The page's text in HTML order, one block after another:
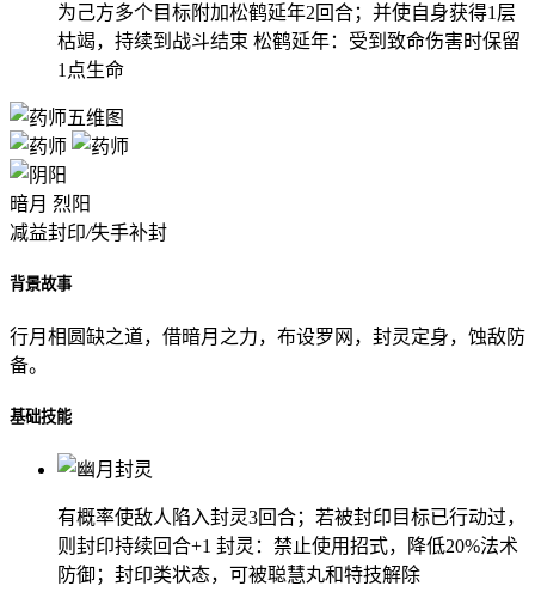
为己方多个目标附加松鹤延年2回合；并使自身获得1层
枯竭，持续到战斗结束 松鹤延年：受到致命伤害时保留
1点生命
暗月 烈阳
减益封印/失手补封
背景故事
行月相圆缺之道，借暗月之力，布设罗网，封灵定身，蚀敌防
备。
基础技能
有概率使敌人陷入封灵3回合；若被封印目标已行动过，
则封印持续回合+1 封灵：禁止使用招式，降低20%法术
防御；封印类状态，可被聪慧丸和特技解除